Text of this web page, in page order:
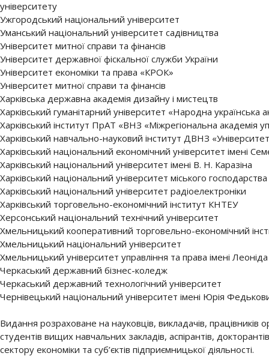
університету
Ужгородський національний університет
Уманський національний університет садівництва
Унiвeрситeт митнoї спрaви тa фінансів
Університет державної фіскальної служби України
Університет економіки та права «КРОК»
Університет митної справи та фінансів
Харківська державна академія дизайну і мистецтв
Харківський гуманітарний університет «Народна українська
Харківський інститут ПрАТ «ВНЗ «Міжрегіональна академія
Харківський навчально-науковий інститут ДВНЗ «Університет
Харківський національний економічний університет імені
Харківський національний університет імені В. Н. Каразіна
Харківський національний університет міського
Харківський національний університет радіоелектроніки
Харківський торговельно-економічний інститут КНТЕУ
Херсонський національний технічний університет
Хмельницький кооперативний торговельно-економічний
Хмельницький національний університет
Хмельницький університет управління та права імені
Черкаський державний бізнес-коледж
Черкаський державний технологічний університет
Чернівецький національний університет імені Юрія
Видання розраховане на науковців, викладачів, працівників
студентів вищих навчальних закладів, аспірантів,
сектору економіки та суб’єктів підприємницької діяльності.